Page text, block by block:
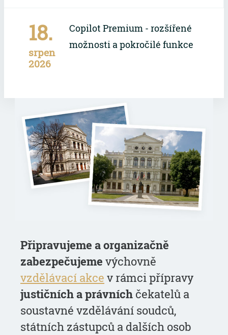
18.
srpen
2026
Copilot Premium - rozšířené
možnosti a pokročilé funkce
Připravujeme a organizačně
zabezpečujeme výchovně
vzdělávací akce v rámci přípravy
justičních a právních čekatelů a
soustavné vzdělávání soudců,
státních zástupců a dalších osob